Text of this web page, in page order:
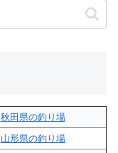
秋田県の釣り場
山形県の釣り場